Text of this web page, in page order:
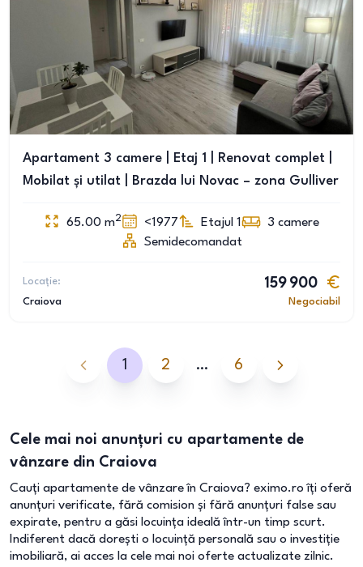
Apartament 3 camere | Etaj 1 | Renovat complet |
Mobilat și utilat | Brazda lui Novac – zona Gulliver
65.00 m2 <1977 Etajul 1 3 camere
Semidecomandat
Locație:
Craiova
159 900
Negociabil
1 2 … 6
Cele mai noi anunțuri cu apartamente de
vânzare din Craiova
Cauți apartamente de vânzare în Craiova? eximo.ro îți oferă
anunțuri verificate, fără comision și fără anunțuri false sau
expirate, pentru a găsi locuința ideală într-un timp scurt.
Indiferent dacă dorești o locuință personală sau o investiție
imobiliară, ai acces la cele mai noi oferte actualizate zilnic.